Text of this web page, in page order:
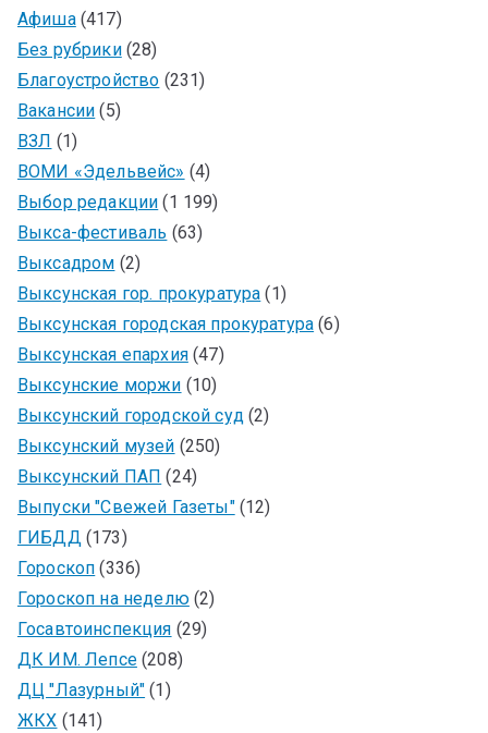
Афиша(417)
Без рубрики(28)
Благоустройство (231)
Вакансии (5)
ВЗЛ (1)
ВОМИ «Эдельвейс» (4)
Выбор редакции (1 199)
Выкса-фестиваль (63)
Выксадром (2)
Выксунская гор. прокуратура (1)
Выксунская городская прокуратура (6)
Выксунская епархия(47)
Выксунские моржи (10)
Выксунский городской суд (2)
Выксунский музей (250)
Выксунский ПАП (24)
Выпуски "Свежей Газеты"(12)
ГИБДД (173)
Гороскоп (336)
Гороскоп на неделю(2)
Госавтоинспекция (29)
ДК ИМ. Лепсе(208)
ДЦ "Лазурный" (1)
ЖКХ (141)